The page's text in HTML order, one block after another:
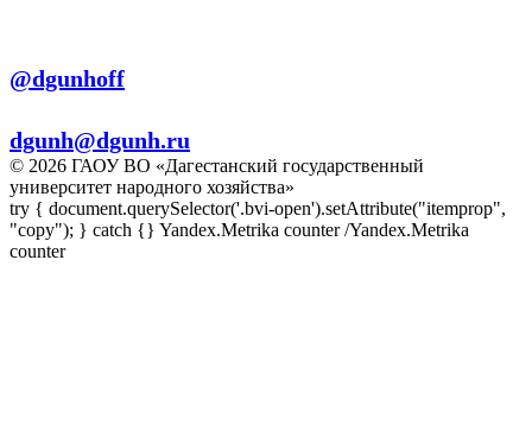
@dgunhoff
dgunh@dgunh.ru
© 2026 ГАОУ ВО «Дагестанский государственный
университет народного хозяйства»
try { document.querySelector('.bvi-open').setAttribute("itemprop",
"copy"); } catch {} Yandex.Metrika counter/Yandex.Metrika
counter